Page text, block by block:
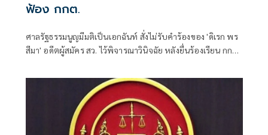
ฟ้อง กกต.
ศาลรัฐธรรมนูญมีมติเป็นเอกฉันท์ สั่งไม่รับคำร้องของ 'ดิเรก พร
สีมา' อดีตผู้สมัคร สว. ไว้พิจารณาวินิจฉัย หลังยื่นร้องเรียน กกต.